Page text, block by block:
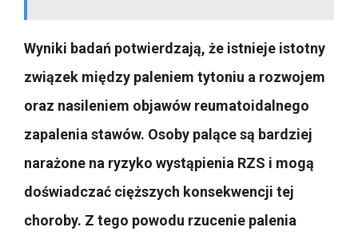
Wyniki badań potwierdzają, że istnieje istotny
związek między paleniem tytoniu a rozwojem
oraz nasileniem objawów reumatoidalnego
zapalenia stawów. Osoby palące są bardziej
narażone na ryzyko wystąpienia RZS i mogą
doświadczać cięższych konsekwencji tej
choroby. Z tego powodu rzucenie palenia